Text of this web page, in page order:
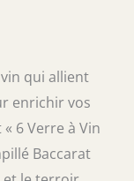
qui allient
enrichir vos
6 Verre à Vin
Baccarat